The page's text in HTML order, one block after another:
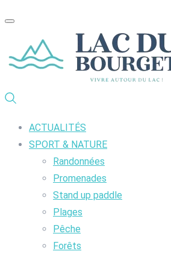
ACTUALITÉS
SPORT & NATURE
Randonnées
Promenades
Stand up paddle
Plages
Pêche
Forêts